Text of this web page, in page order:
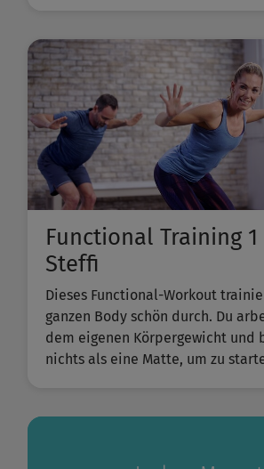
Functional Training
Steffi
Dieses Functional-Workout
ganzen Body schön durch. Du
dem eigenen Körpergewicht und
nichts als eine Matte, um zu